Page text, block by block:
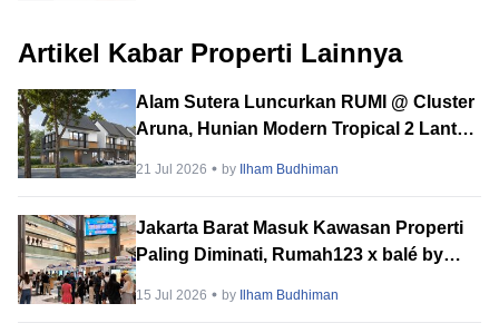
Artikel Kabar Properti Lainnya
Alam Sutera Luncurkan RUMI @ Cluster
Aruna, Hunian Modern Tropical 2 Lantai
21 Jul 2026 by Ilham Budhiman
Jakarta Barat Masuk Kawasan Properti
Paling Diminati, Rumah123 x balé by
Puluhan Developer
15 Jul 2026 by Ilham Budhiman